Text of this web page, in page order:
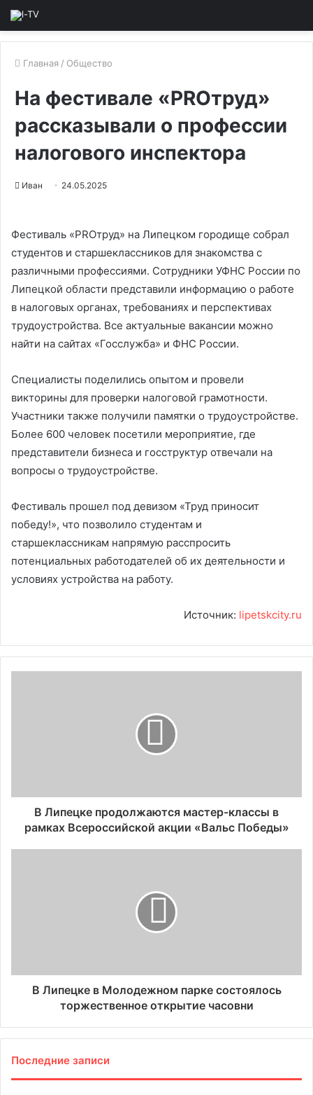
Главная / Общество
На фестивале «PROтруд»
рассказывали о профессии
налогового инспектора
Иван 24.05.2025
Фестиваль «PROтруд» на Липецком городище собрал
студентов и старшеклассников для знакомства с
различными профессиями. Сотрудники УФНС России по
Липецкой области представили информацию о работе
в налоговых органах, требованиях и перспективах
трудоустройства. Все актуальные вакансии можно
найти на сайтах «Госслужба» и ФНС России.
Специалисты поделились опытом и провели
викторины для проверки налоговой грамотности.
Участники также получили памятки о трудоустройстве.
Более 600 человек посетили мероприятие, где
представители бизнеса и госструктур отвечали на
вопросы о трудоустройстве.
Фестиваль прошел под девизом «Труд приносит
победу!», что позволило студентам и
старшеклассникам напрямую расспросить
потенциальных работодателей об их деятельности и
условиях устройства на работу.
Источник: lipetskcity.ru
В Липецке продолжаются мастер-классы в
рамках Всероссийской акции «Вальс Победы»
В Липецке в Молодежном парке состоялось
торжественное открытие часовни
Последние записи